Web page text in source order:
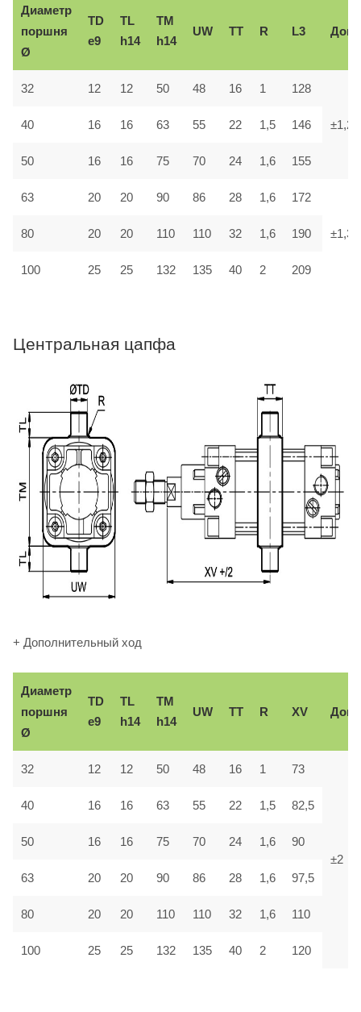
Диаметр
поршня
Ø
TD
e9
TL
h14
TM
h14
UW TT R L3 Доп.
32 12 12 50 48 16 1 128
±1,2
40 16 16 63 55 22 1,5 146
50 16 16 75 70 24 1,6 155
63 20 20 90 86 28 1,6 172
±1,3
80 20 20 110 110 32 1,6 190
100 25 25 132 135 40 2 209
Центральная цапфа
+ Дополнительный ход
Диаметр
поршня
Ø
TD
e9
TL
h14
TM
h14
UW TT R XV Доп.
32 12 12 50 48 16 1 73
±2
40 16 16 63 55 22 1,5 82,5
50 16 16 75 70 24 1,6 90
63 20 20 90 86 28 1,6 97,5
80 20 20 110 110 32 1,6 110
100 25 25 132 135 40 2 120